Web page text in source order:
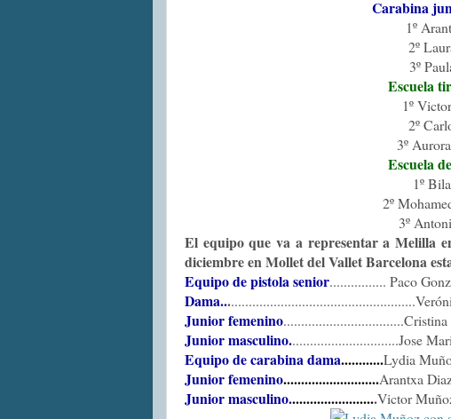
Carabina
1º
2º
3º
Escuela
1º
2º
3º
Escuela
1º
2º
3º
El equipo que va a representar a Melilla
diciembre en Mollet del Vallet Barcelona
Equipo de pistola senior................ Paco
Dama...
Junior femenino
Junior masculino...............................Jose
Equipo de carabina dama............Lydia
Junior femenino...........................Arantxa
Junior masculino.........................Victor